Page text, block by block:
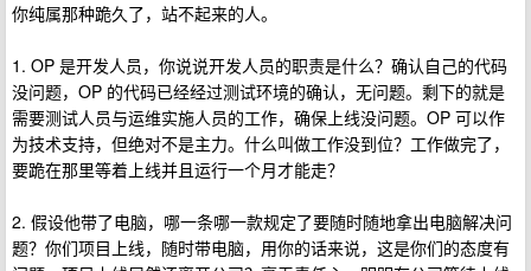
你纯属那种跪久了，站不起来的人。
1. OP 是开发人员，你说说开发人员的职责是什么？确认自己的代码
没问题，OP 的代码已经经过测试环境的确认，无问题。剩下的就是
需要测试人员与运维实施人员的工作，确保上线没问题。OP 可以作
为技术支持，但绝对不是主力。什么叫做工作没到位？工作做完了，
要跪在那里等着上线并且运行一个月才能走？
2. 假设他带了电脑，哪一条哪一款规定了要随时随地拿出电脑解决问
题？你们项目上线，随时带电脑，用你的话来说，这是你们的态度有